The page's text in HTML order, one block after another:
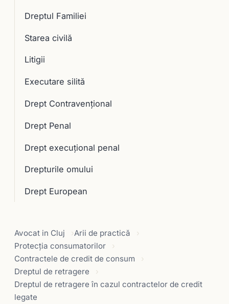
Dreptul Familiei
Starea civilă
Litigii
Executare silită
Drept Contravențional
Drept Penal
Drept execuţional penal
Drepturile omului
Drept European
Avocat in Cluj
Arii de practică
Protecția consumatorilor
Contractele de credit de consum
Dreptul de retragere
Dreptul de retragere în cazul contractelor de credit
legate